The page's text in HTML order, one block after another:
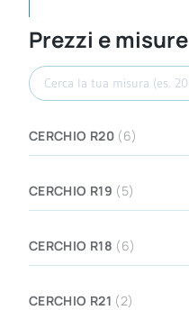
Prezzi e misure
Cerca misura
CERCHIO R20 (6)
CERCHIO R19 (5)
CERCHIO R18 (6)
CERCHIO R21 (2)